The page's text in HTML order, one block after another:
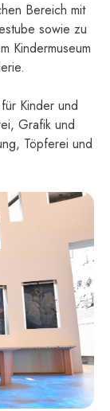
Bereich mit
sowie zu
Kindermuseum
Kinder und
Grafik und
Töpferei und